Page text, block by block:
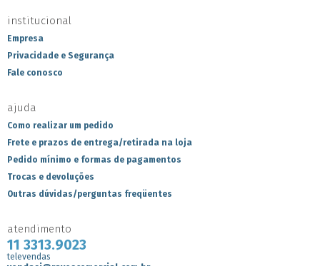
institucional
Empresa
Privacidade e Segurança
Fale conosco
ajuda
Como realizar um pedido
Frete e prazos de entrega/retirada na loja
Pedido mínimo e formas de pagamentos
Trocas e devoluções
Outras dúvidas/perguntas freqüentes
atendimento
11 3313.9023
televendas